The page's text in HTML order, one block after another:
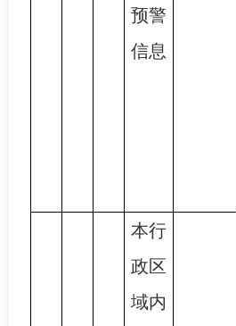
预警
信息
本行
政区
域内